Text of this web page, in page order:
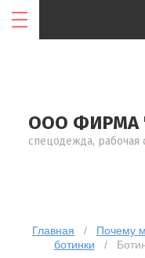
ООО ФИРМА
спецодежда, рабочая
Главная
   /
Почему
ботинки
/
Цена (руб.):